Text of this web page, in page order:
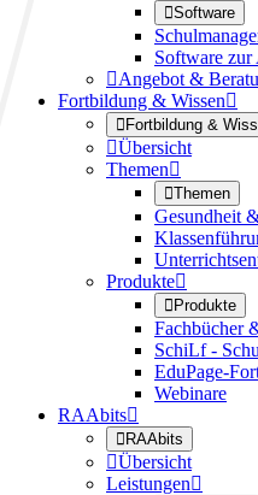
Software
Software
Angebot &
Fortbildung & Wissen
Fortbildung &
Übersicht
Themen
Themen
Gesundheit
Produkte
Produkte
Fachbücher
SchiLf -
EduPage-
Webinare
RAAbits
RAAbits
Übersicht
Leistungen